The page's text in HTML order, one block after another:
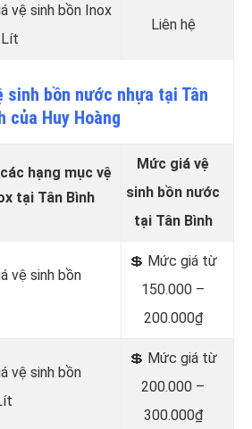
vệ sinh bồn Inox
Liên hệ
sinh bồn nước nhựa tại Tân
của Huy Hoàng
hạng mục vệ
tại Tân Bình
Mức giá vệ
sinh bồn nước
tại Tân Bình
vệ sinh bồn
💲 Mức giá từ
150.000 –
200.000₫
vệ sinh bồn
💲 Mức giá từ
200.000 –
300.000₫